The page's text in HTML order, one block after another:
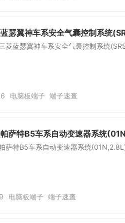
瑟翼神车系安全气囊控制系统
菱蓝瑟翼神车系安全气囊控制系统
电脑板端子 端子速查
萨特B5车系自动变速器系统
萨特B5车系自动变速器系统
电脑板端子 端子速查